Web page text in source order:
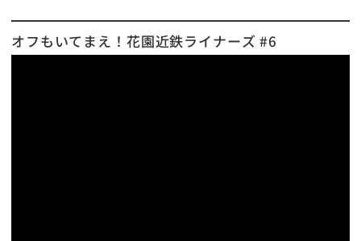
オフもいてまえ！花園近鉄ライナーズ #6